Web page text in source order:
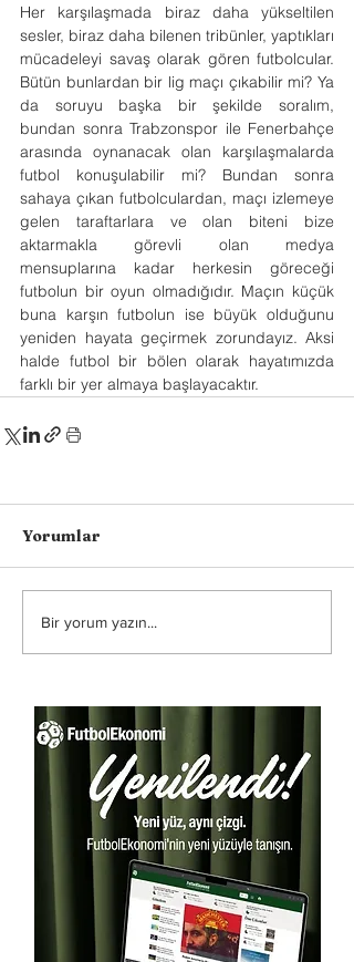
Her karşılaşmada biraz daha yükseltilen
sesler, biraz daha bilenen tribünler, yaptıkları
mücadeleyi savaş olarak gören futbolcular.
Bütün bunlardan bir lig maçı çıkabilir mi? Ya
da soruyu başka bir şekilde soralım,
bundan sonra Trabzonspor ile Fenerbahçe
arasında oynanacak olan karşılaşmalarda
futbol konuşulabilir mi? Bundan sonra
sahaya çıkan futbolculardan, maçı izlemeye
gelen taraftarlara ve olan biteni bize
aktarmakla görevli olan medya
mensuplarına kadar herkesin göreceği
futbolun bir oyun olmadığıdır. Maçın küçük
buna karşın futbolun ise büyük olduğunu
yeniden hayata geçirmek zorundayız. Aksi
halde futbol bir bölen olarak hayatımızda
farklı bir yer almaya başlayacaktır.
Yorumlar
Bir yorum yazın...